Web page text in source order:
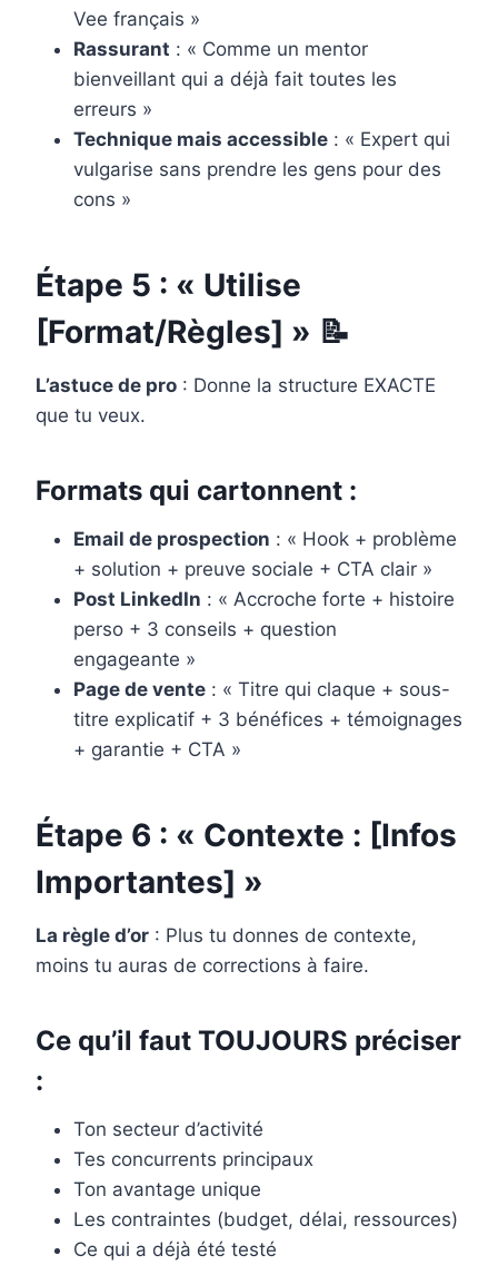
Vee français »
Rassurant : « Comme un mentor
bienveillant qui a déjà fait toutes les
erreurs »
Technique mais accessible : « Expert qui
vulgarise sans prendre les gens pour des
cons »
Étape 5 : « Utilise
[Format/Règles] » 📝
L’astuce de pro : Donne la structure EXACTE
que tu veux.
Formats qui cartonnent :
Email de prospection : « Hook + problème
+ solution + preuve sociale + CTA clair »
Post LinkedIn : « Accroche forte + histoire
perso + 3 conseils + question
engageante »
Page de vente : « Titre qui claque + sous-
titre explicatif + 3 bénéfices + témoignages
+ garantie + CTA »
Étape 6 : « Contexte : [Infos
Importantes] »
La règle d’or : Plus tu donnes de contexte,
moins tu auras de corrections à faire.
Ce qu’il faut TOUJOURS préciser
:
Ton secteur d’activité
Tes concurrents principaux
Ton avantage unique
Les contraintes (budget, délai, ressources)
Ce qui a déjà été testé